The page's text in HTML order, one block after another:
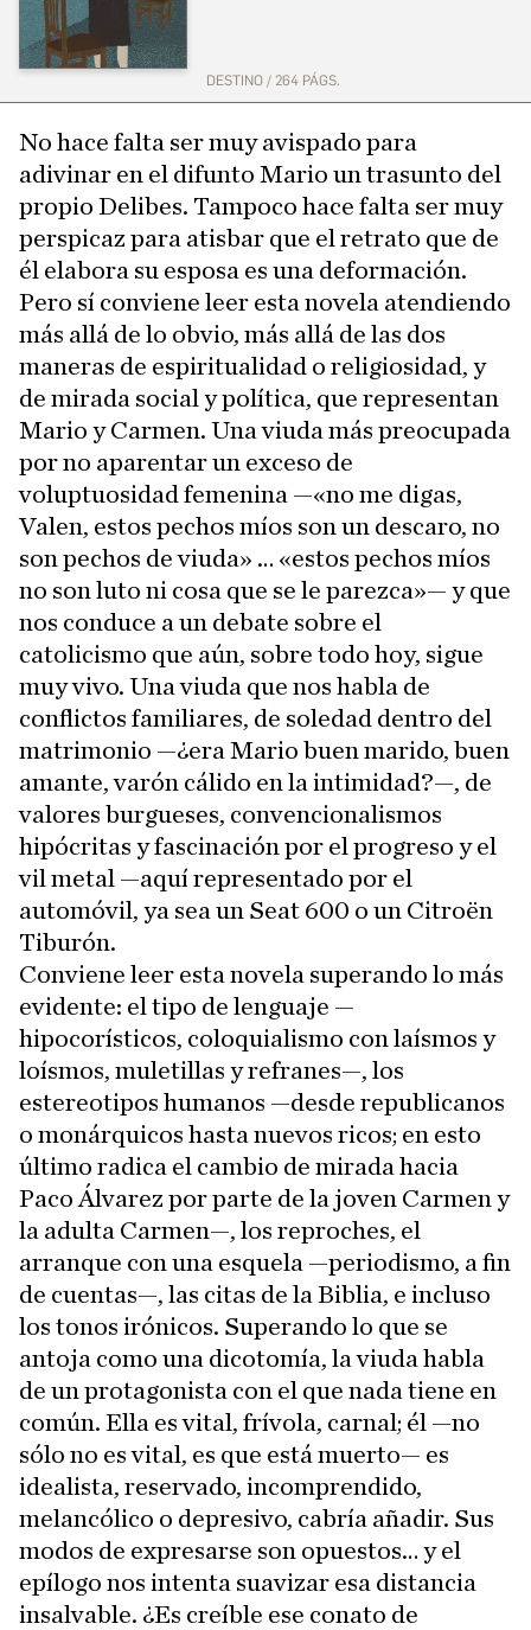
DESTINO / 264 PÁGS.
No hace falta ser muy avispado para
adivinar en el difunto Mario un trasunto del
propio Delibes. Tampoco hace falta ser muy
perspicaz para atisbar que el retrato que de
él elabora su esposa es una deformación.
Pero sí conviene leer esta novela atendiendo
más allá de lo obvio, más allá de las dos
maneras de espiritualidad o religiosidad, y
de mirada social y política, que representan
Mario y Carmen. Una viuda más preocupada
por no aparentar un exceso de
voluptuosidad femenina —«no me digas,
Valen, estos pechos míos son un descaro, no
son pechos de viuda» … «estos pechos míos
no son luto ni cosa que se le parezca»— y que
nos conduce a un debate sobre el
catolicismo que aún, sobre todo hoy, sigue
muy vivo. Una viuda que nos habla de
conflictos familiares, de soledad dentro del
matrimonio —¿era Mario buen marido, buen
amante, varón cálido en la intimidad?—, de
valores burgueses, convencionalismos
hipócritas y fascinación por el progreso y el
vil metal —aquí representado por el
automóvil, ya sea un Seat 600 o un Citroën
Tiburón.
Conviene leer esta novela superando lo más
evidente: el tipo de lenguaje —
hipocorísticos, coloquialismo con laísmos y
loísmos, muletillas y refranes—, los
estereotipos humanos —desde republicanos
o monárquicos hasta nuevos ricos; en esto
último radica el cambio de mirada hacia
Paco Álvarez por parte de la joven Carmen y
la adulta Carmen—, los reproches, el
arranque con una esquela —periodismo, a fin
de cuentas—, las citas de la Biblia, e incluso
los tonos irónicos. Superando lo que se
antoja como una dicotomía, la viuda habla
de un protagonista con el que nada tiene en
común. Ella es vital, frívola, carnal; él —no
sólo no es vital, es que está muerto— es
idealista, reservado, incomprendido,
melancólico o depresivo, cabría añadir. Sus
modos de expresarse son opuestos… y el
epílogo nos intenta suavizar esa distancia
insalvable. ¿Es creíble ese conato de